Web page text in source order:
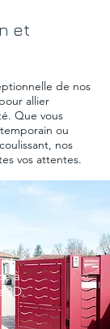
et
de nos
allier
Que vous
ou
nos
vos attentes.
et
à
3D.